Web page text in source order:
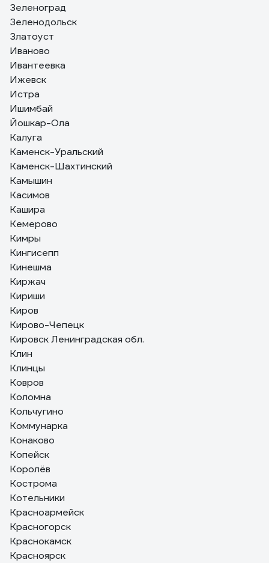
Зеленоград
Зеленодольск
Златоуст
Иваново
Ивантеевка
Ижевск
Истра
Ишимбай
Йошкар-Ола
Калуга
Каменск-Уральский
Каменск-Шахтинский
Камышин
Касимов
Кашира
Кемерово
Кимры
Кингисепп
Кинешма
Киржач
Кириши
Киров
Кирово-Чепецк
Кировск Ленинградская обл.
Клин
Клинцы
Ковров
Коломна
Кольчугино
Коммунарка
Конаково
Копейск
Королёв
Кострома
Котельники
Красноармейск
Красногорск
Краснокамск
Красноярск